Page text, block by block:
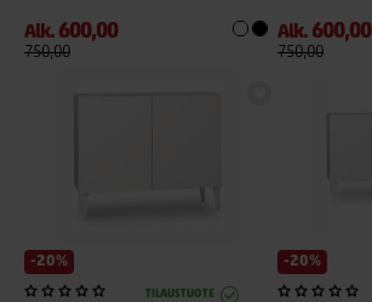
Alk. 600,00
750,00
Alk. 600,00
750,00
-20%
TILAUSTUOTE
-20%